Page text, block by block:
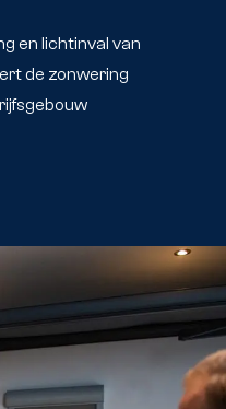
en lichtinval van
de zonwering